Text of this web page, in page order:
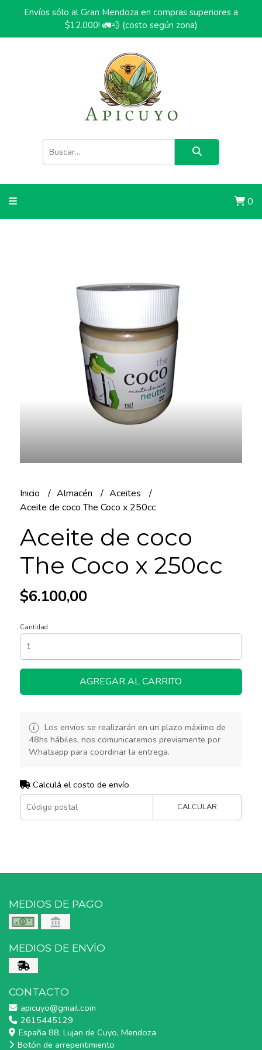
Envíos sólo al Gran Mendoza en compras superiores a
$12.000! 🚛💨 (costo según zona)
0
Inicio Almacén
Aceites
Aceite de coco The Coco x 250cc
Aceite de coco
The Coco x 250cc
$6.100,00
Cantidad
AGREGAR AL CARRITO
Los envíos se realizarán en un plazo máximo de
48hs hábiles, nos comunicaremos previamente por
Whatsapp para coordinar la entrega.
Calculá el costo de envío
CALCULAR
MEDIOS DE PAGO
MEDIOS DE ENVÍO
CONTACTO
apicuyo@gmail.com
2615445129
España 88, Lujan de Cuyo, Mendoza
Botón de arrepentimiento